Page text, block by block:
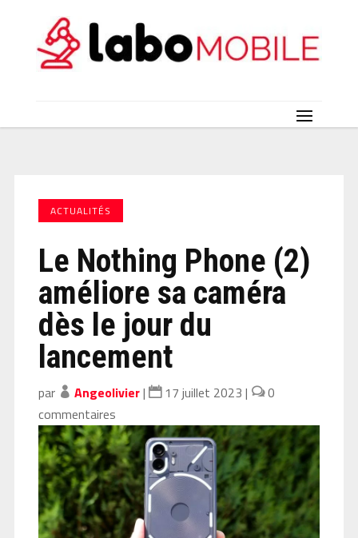
ACTUALITÉS
Le Nothing Phone (2)
améliore sa caméra
dès le jour du
lancement
par Angeolivier| 17 juillet 2023 |
0
commentaires